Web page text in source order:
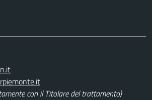
con il Titolare del trattamento)